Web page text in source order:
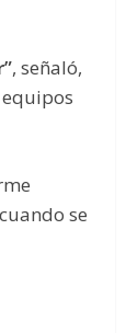
, señaló,
se